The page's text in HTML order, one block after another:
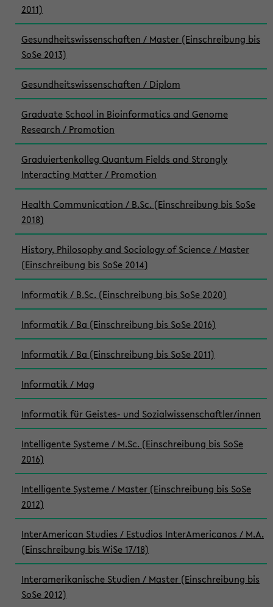
2011)
Gesundheitswissenschaften / Master (Einschreibung bis
SoSe 2013)
Gesundheitswissenschaften / Diplom
Graduate School in Bioinformatics and Genome
Research / Promotion
Graduiertenkolleg Quantum Fields and Strongly
Interacting Matter / Promotion
Health Communication / B.Sc. (Einschreibung bis SoSe
2018)
History, Philosophy and Sociology of Science / Master
(Einschreibung bis SoSe 2014)
Informatik / B.Sc. (Einschreibung bis SoSe 2020)
Informatik / Ba (Einschreibung bis SoSe 2016)
Informatik / Ba (Einschreibung bis SoSe 2011)
Informatik / Mag
Informatik für Geistes- und Sozialwissenschaftler/innen
Intelligente Systeme / M.Sc. (Einschreibung bis SoSe
2016)
Intelligente Systeme / Master (Einschreibung bis SoSe
2012)
InterAmerican Studies / Estudios InterAmericanos / M.A.
(Einschreibung bis WiSe 17/18)
Interamerikanische Studien / Master (Einschreibung bis
SoSe 2012)